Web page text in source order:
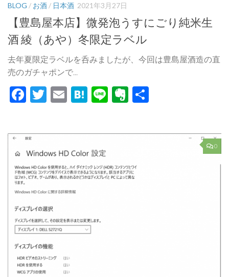
BLOG / お酒 / 日本酒 2021年3月27日
【豊島屋本店】微発泡うすにごり純米生
酒 綾（あや）冬限定ラベル
去年夏限定ラベルを呑みましたが、今回は豊島屋酒造の直
売のガチャポンで...
Facebook
Twitter
EmailHatena
LineEvernote
0